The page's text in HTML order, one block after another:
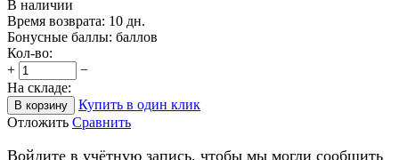
В наличии
Время возврата: 10 дн.
Бонусные баллы: баллов
Кол-во:
+
−
На складе:
В корзину
Купить в один клик
Отложить Сравнить
Войдите в учётную запись, чтобы мы могли сообщить